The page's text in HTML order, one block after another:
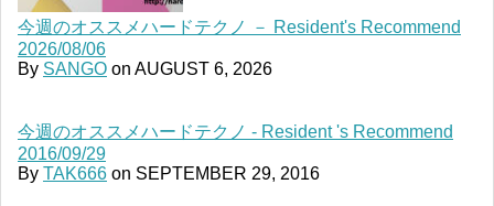
今週のオススメハードテクノ － Resident's Recommend
2026/08/06
By SANGO on AUGUST 6, 2026
今週のオススメハードテクノ - Resident 's Recommend
2016/09/29
By TAK666 on SEPTEMBER 29, 2016